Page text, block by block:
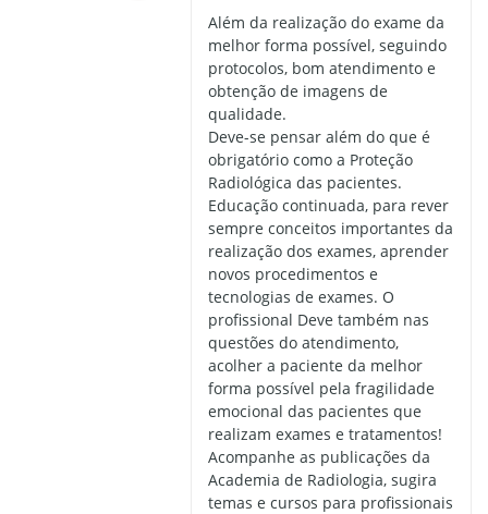
Além da realização do exame da
melhor forma possível, seguindo
protocolos, bom atendimento e
obtenção de imagens de
qualidade.
Deve-se pensar além do que é
obrigatório como a Proteção
Radiológica das pacientes.
Educação continuada, para rever
sempre conceitos importantes da
realização dos exames, aprender
novos procedimentos e
tecnologias de exames. O
profissional Deve também nas
questões do atendimento,
acolher a paciente da melhor
forma possível pela fragilidade
emocional das pacientes que
realizam exames e tratamentos!
Acompanhe as publicações da
Academia de Radiologia, sugira
temas e cursos para profissionais